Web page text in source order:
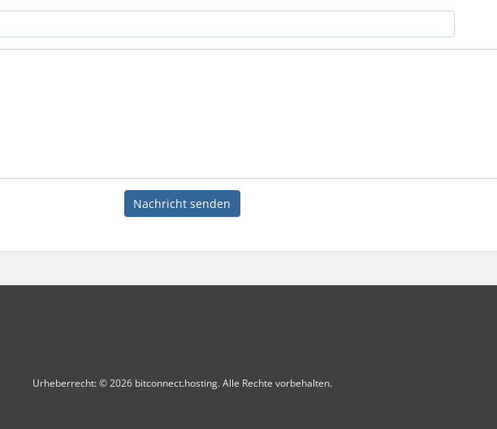
Nachricht senden
Urheberrecht: © 2026 bitconnect.hosting. Alle Rechte vorbehalten.